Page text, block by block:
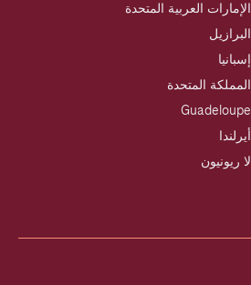
الإمارات العربية المتحدة
البرازيل
إسبانيا
المملكة المتحدة
Guadeloupe
أيرلندا
لا ريونيون